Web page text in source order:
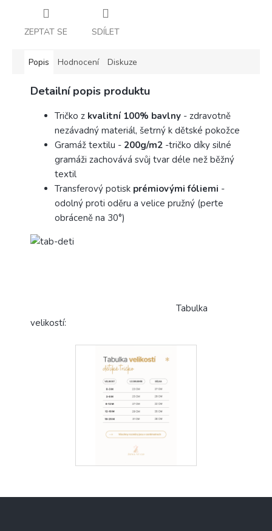
ZEPTAT SE SDÍLET
Popis Hodnocení Diskuze
Detailní popis produktu
Tričko z kvalitní 100% bavlny - zdravotně
nezávadný materiál, šetrný k dětské pokožce
Gramáž textilu - 200g/m2 -tričko díky silné
gramáži zachovává svůj tvar déle než běžný
textil
Transferový potisk prémiovými fóliemi -
odolný proti oděru a velice pružný (perte
obráceně na 30°)
Tabulka
velikostí: